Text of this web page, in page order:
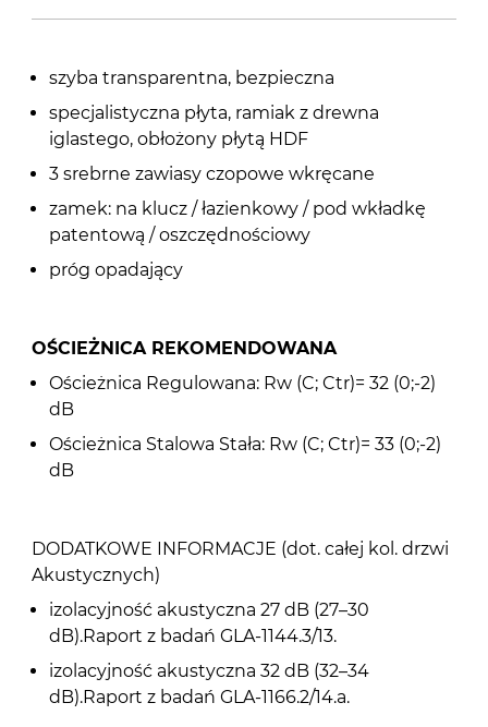
szyba transparentna, bezpieczna
specjalistyczna płyta, ramiak z drewna
iglastego, obłożony płytą HDF
3 srebrne zawiasy czopowe wkręcane
zamek: na klucz / łazienkowy / pod wkładkę
patentową / oszczędnościowy
próg opadający
OŚCIEŻNICA REKOMENDOWANA
Ościeżnica Regulowana: Rw (C; Ctr)= 32 (0;-2)
dB
Ościeżnica Stalowa Stała: Rw (C; Ctr)= 33 (0;-2)
dB
DODATKOWE INFORMACJE (dot. całej kol. drzwi
Akustycznych)
izolacyjność akustyczna 27 dB (27–30
dB).Raport z badań GLA-1144.3/13.
izolacyjność akustyczna 32 dB (32–34
dB).Raport z badań GLA-1166.2/14.a.